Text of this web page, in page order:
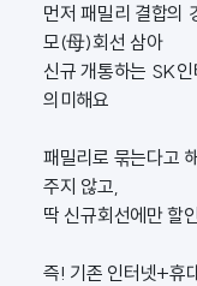
먼저 패밀리 결합의
모(母)회선 삼아
신규 개통하는 SK
의미해요
패밀리로 묶는다고
주지 않고,
딱 신규회선에만 할
즉! 기존 인터넷+휴